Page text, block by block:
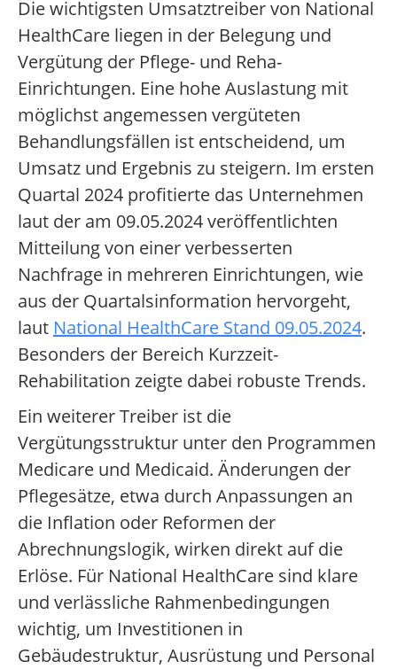
Die wichtigsten Umsatztreiber von National
HealthCare liegen in der Belegung und
Vergütung der Pflege- und Reha-
Einrichtungen. Eine hohe Auslastung mit
möglichst angemessen vergüteten
Behandlungsfällen ist entscheidend, um
Umsatz und Ergebnis zu steigern. Im ersten
Quartal 2024 profitierte das Unternehmen
laut der am 09.05.2024 veröffentlichten
Mitteilung von einer verbesserten
Nachfrage in mehreren Einrichtungen, wie
aus der Quartalsinformation hervorgeht,
laut National HealthCare Stand 09.05.2024.
Besonders der Bereich Kurzzeit-
Rehabilitation zeigte dabei robuste Trends.
Ein weiterer Treiber ist die
Vergütungsstruktur unter den Programmen
Medicare und Medicaid. Änderungen der
Pflegesätze, etwa durch Anpassungen an
die Inflation oder Reformen der
Abrechnungslogik, wirken direkt auf die
Erlöse. Für National HealthCare sind klare
und verlässliche Rahmenbedingungen
wichtig, um Investitionen in
Gebäudestruktur, Ausrüstung und Personal